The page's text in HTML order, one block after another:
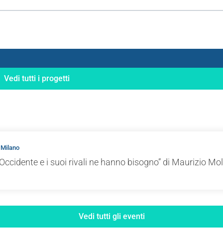
Vedi tutti i progetti
e i suoi rivali ne hanno bisogno” di Maurizio
Vedi tutti gli eventi